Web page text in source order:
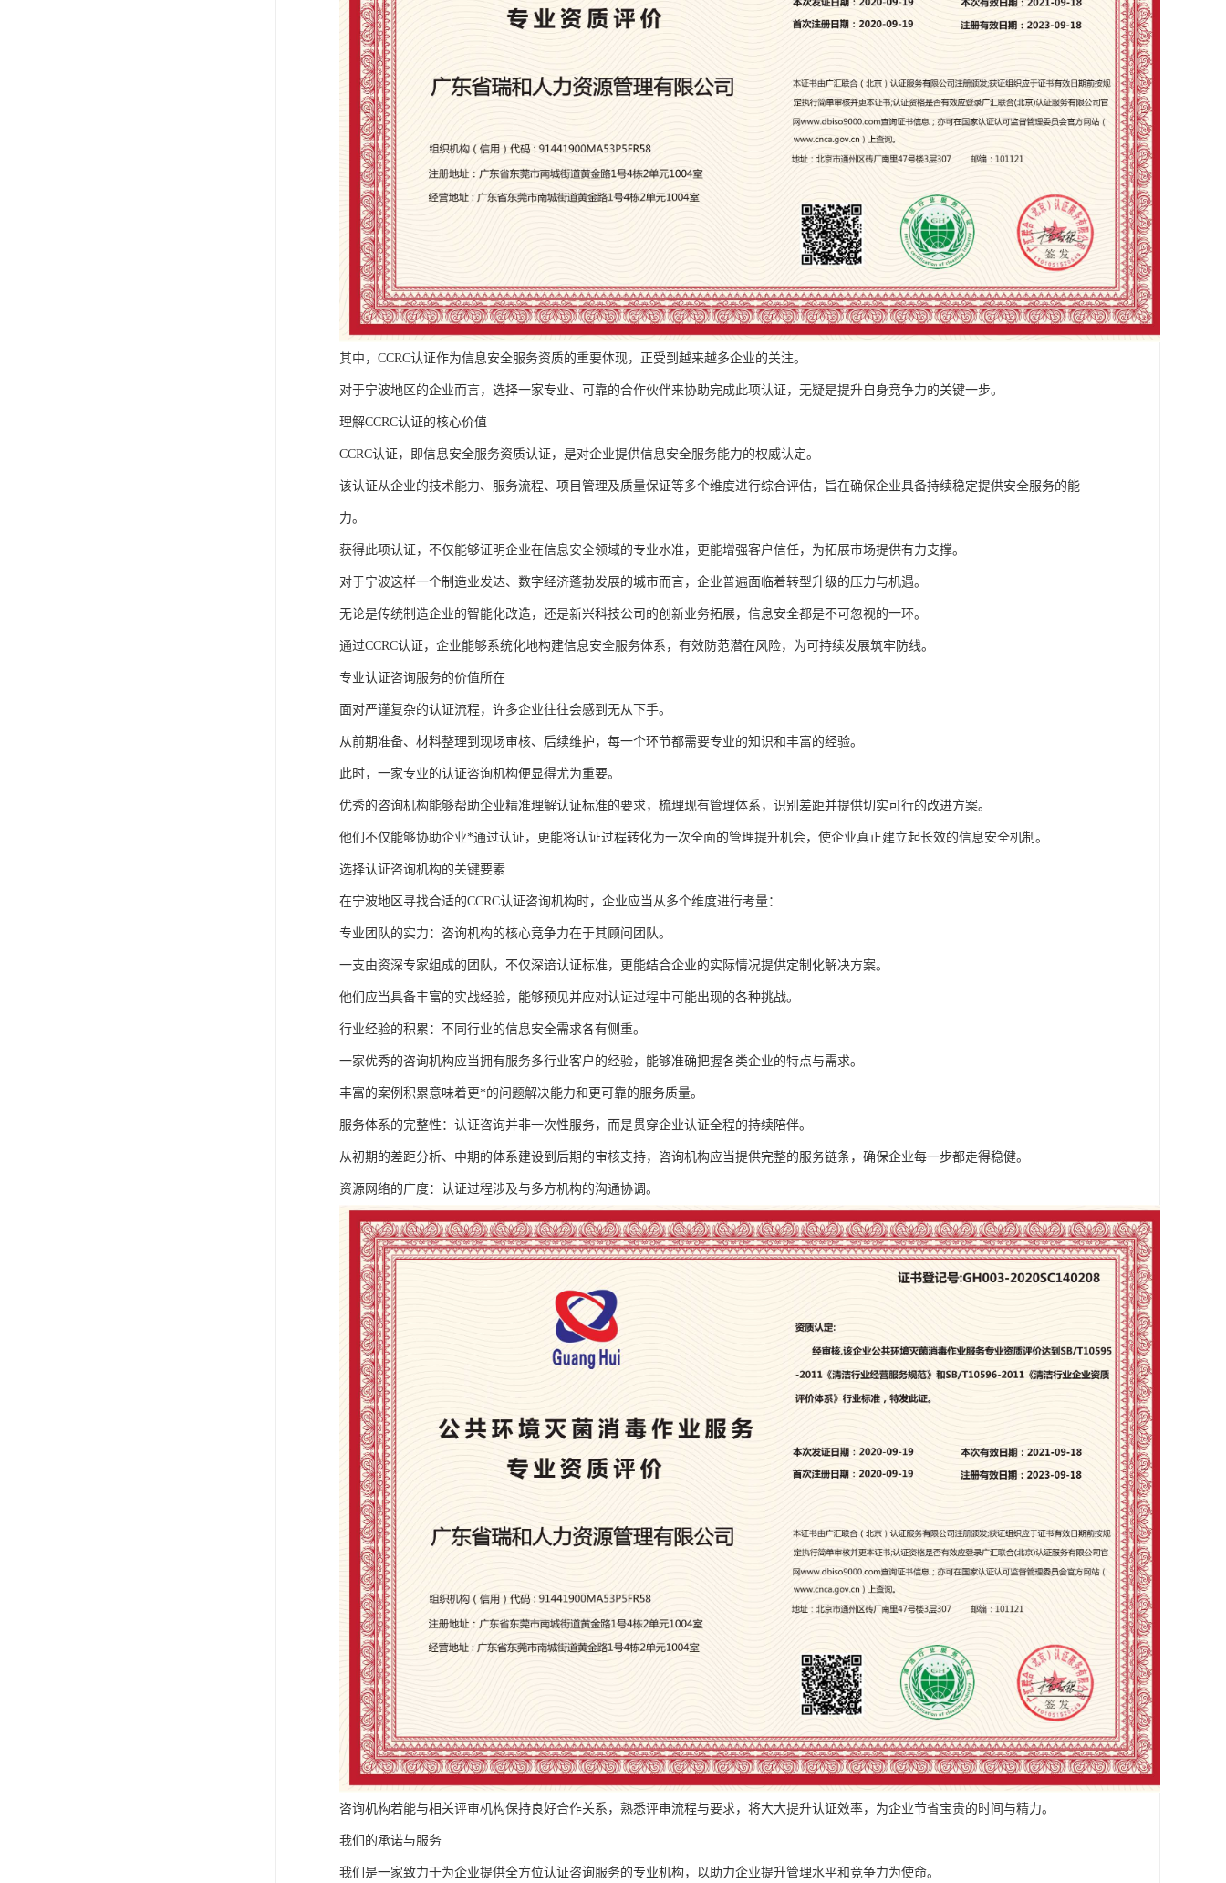
其中，CCRC认证作为信息安全服务资质的重要体现，正受到越来越多企业的关注。
对于宁波地区的企业而言，选择一家专业、可靠的合作伙伴来协助完成此项认证，无疑是提升自身竞争力的关键一步。
理解CCRC认证的核心价值
CCRC认证，即信息安全服务资质认证，是对企业提供信息安全服务能力的权威认定。
该认证从企业的技术能力、服务流程、项目管理及质量保证等多个维度进行综合评估，旨在确保企业具备持续稳定提供安全服务的能
力。
获得此项认证，不仅能够证明企业在信息安全领域的专业水准，更能增强客户信任，为拓展市场提供有力支撑。
对于宁波这样一个制造业发达、数字经济蓬勃发展的城市而言，企业普遍面临着转型升级的压力与机遇。
无论是传统制造企业的智能化改造，还是新兴科技公司的创新业务拓展，信息安全都是不可忽视的一环。
通过CCRC认证，企业能够系统化地构建信息安全服务体系，有效防范潜在风险，为可持续发展筑牢防线。
专业认证咨询服务的价值所在
面对严谨复杂的认证流程，许多企业往往会感到无从下手。
从前期准备、材料整理到现场审核、后续维护，每一个环节都需要专业的知识和丰富的经验。
此时，一家专业的认证咨询机构便显得尤为重要。
优秀的咨询机构能够帮助企业精准理解认证标准的要求，梳理现有管理体系，识别差距并提供切实可行的改进方案。
他们不仅能够协助企业*通过认证，更能将认证过程转化为一次全面的管理提升机会，使企业真正建立起长效的信息安全机制。
选择认证咨询机构的关键要素
在宁波地区寻找合适的CCRC认证咨询机构时，企业应当从多个维度进行考量：
专业团队的实力：咨询机构的核心竞争力在于其顾问团队。
一支由资深专家组成的团队，不仅深谙认证标准，更能结合企业的实际情况提供定制化解决方案。
他们应当具备丰富的实战经验，能够预见并应对认证过程中可能出现的各种挑战。
行业经验的积累：不同行业的信息安全需求各有侧重。
一家优秀的咨询机构应当拥有服务多行业客户的经验，能够准确把握各类企业的特点与需求。
丰富的案例积累意味着更*的问题解决能力和更可靠的服务质量。
服务体系的完整性：认证咨询并非一次性服务，而是贯穿企业认证全程的持续陪伴。
从初期的差距分析、中期的体系建设到后期的审核支持，咨询机构应当提供完整的服务链条，确保企业每一步都走得稳健。
资源网络的广度：认证过程涉及与多方机构的沟通协调。
咨询机构若能与相关评审机构保持良好合作关系，熟悉评审流程与要求，将大大提升认证效率，为企业节省宝贵的时间与精力。
我们的承诺与服务
我们是一家致力于为企业提供全方位认证咨询服务的专业机构，以助力企业提升管理水平和竞争力为使命。